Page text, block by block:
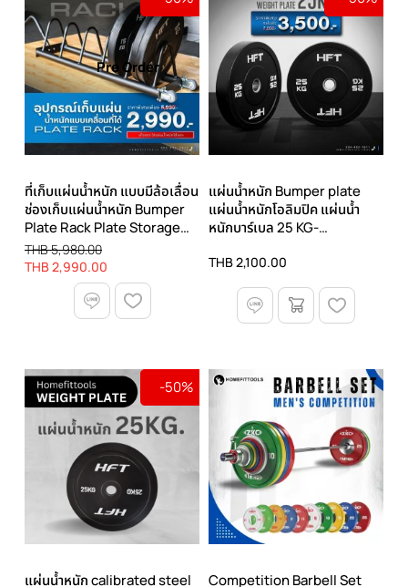
ไป
Pre Order
ที่เก็บแผ่นน้ำหนัก แบบมีล้อเลื่อน
ช่องเก็บแผ่นน้ำหนัก Bumper
Plate Rack Plate Storage
Racks - Homefittools
THB 2,990.00
THB 5,980.00
แผ่นน้ำหนัก Bumper plate
แผ่นน้ำหนักโอลิมปิค แผ่นน้ำ
หนักบาร์เบล 25 KG-
THB 2,100.00
-50%
แผ่นน้ำหนัก calibrated steel
Competition Barbell Set